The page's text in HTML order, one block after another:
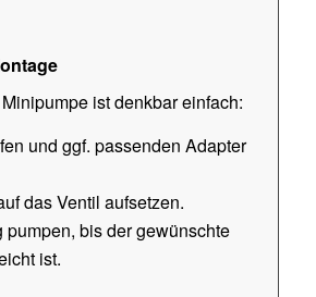
ist denkbar einfach:
und ggf. passenden Adapter
das Ventil aufsetzen.
bis der gewünschte
ist.